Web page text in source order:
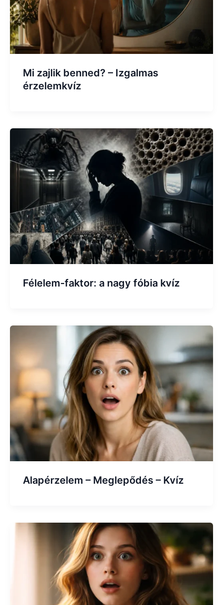
Mi zajlik benned? – Izgalmas
érzelemkvíz
Félelem-faktor: a nagy fóbia kvíz
Alapérzelem – Meglepődés – Kvíz